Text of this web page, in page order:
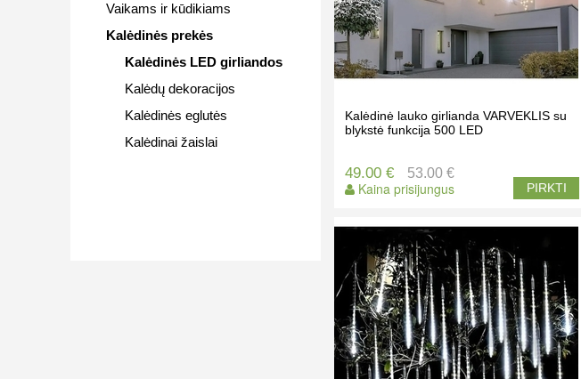
Vaikams ir kūdikiams
Kalėdinės prekės
Kalėdinės LED girliandos
Kalėdų dekoracijos
Kalėdinės eglutės
Kalėdinai žaislai
Kalėdinė lauko girlianda VARVEKLIS su
blykstė funkcija 500 LED
49.00 €
Kaina prisijungus
53.00 €
PIRKTI